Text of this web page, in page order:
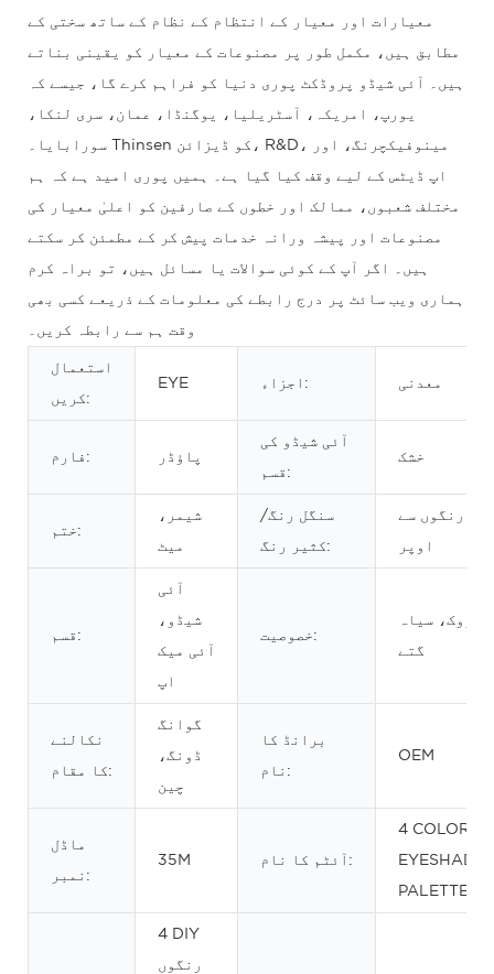
معیارات اور معیار کے انتظام کے نظام کے ساتھ سختی کے
مطابق ہیں، مکمل طور پر مصنوعات کے معیار کو یقینی بناتے
ہیں۔ آئی شیڈو پروڈکٹ پوری دنیا کو فراہم کرے گا، جیسے کہ
یورپ، امریکہ، آسٹریلیا، یوگنڈا، عمان، سری لنکا،
سورابایا۔ Thinsen کو ڈیزائن، R&D، مینوفیکچرنگ، اور
اپ ڈیٹس کے لیے وقف کیا گیا ہے۔ ہمیں پوری امید ہے کہ ہم
مختلف شعبوں، ممالک اور خطوں کے صارفین کو اعلیٰ معیار کی
مصنوعات اور پیشہ ورانہ خدمات پیش کر کے مطمئن کر سکتے
ہیں۔ اگر آپ کے کوئی سوالات یا مسائل ہیں، تو براہ کرم
ہماری ویب سائٹ پر درج رابطے کی معلومات کے ذریعے کسی بھی
وقت ہم سے رابطہ کریں۔
استعمال
کریں:
EYE اجزاء: معدنی
فارم: پاؤڈر
آئی شیڈو کی
قسم:
خشک
ختم:
شیمر،
میٹ
سنگل رنگ/
کثیر رنگ:
آٹھ رنگوں سے
اوپر
قسم:
آئی
شیڈو،
آئی میک
اپ
خصوصیت:
پنروک، سیاہ
گتے
نکالنے
کا مقام:
گوانگ
ڈونگ،
چین
برانڈ کا
نام:
OEM
ماڈل
نمبر:
35M آئٹم کا نام:
4 COLOR
PALETTE
4 DIY
رنگوں